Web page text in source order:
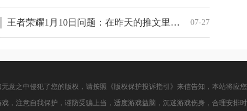
07-27
王者荣耀1月10日问题：在昨天的推文里，妲己宝宝整理了详细的______出游攻略
意之中侵犯了您的版权，请按照《版权保护投诉指引》来信告知，本站将应
，注意自我保护，谨防受骗上当，适度游戏益脑，沉迷游戏伤身，合理安排